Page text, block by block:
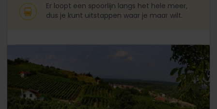
Er loopt een spoorlijn langs het hele meer,
dus je kunt uitstappen waar je maar wilt.